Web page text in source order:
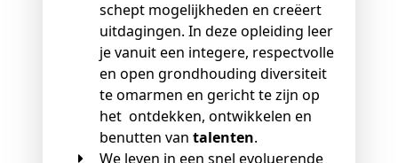
schept mogelijkheden en creëert
uitdagingen. In deze opleiding leer
je vanuit een integere, respectvolle
en open grondhouding diversiteit
te omarmen en gericht te zijn op
het ontdekken, ontwikkelen en
benutten van talenten.
We leven in een snel evoluerende